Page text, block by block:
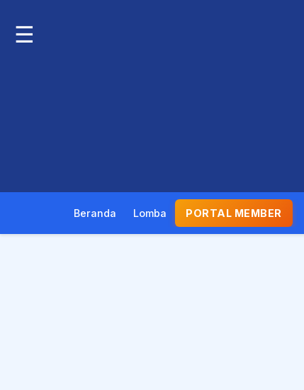
☰
Beranda Lomba PORTAL MEMBER